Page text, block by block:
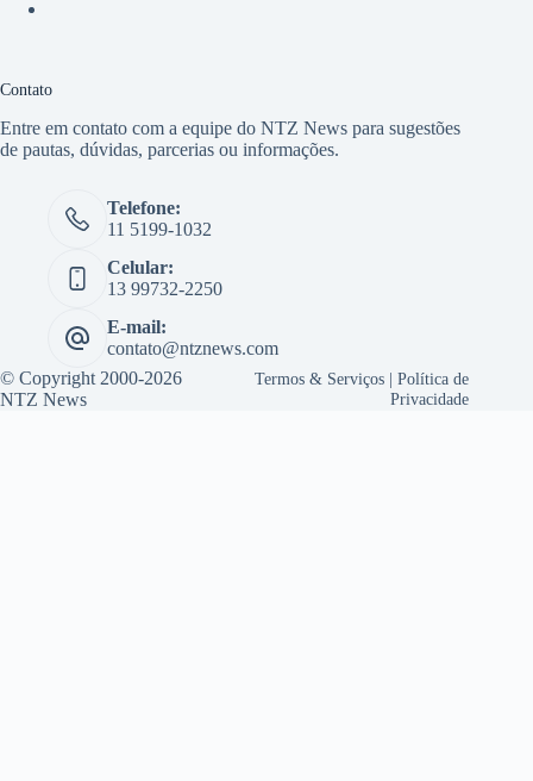
Contato
Entre em contato com a equipe do NTZ News para sugestões
de pautas, dúvidas, parcerias ou informações.
Telefone:
11 5199-1032
Celular:
13 99732-2250
E-mail:
contato@ntznews.com
© Copyright 2000-2026
NTZ News
Termos & Serviços |Política de
Privacidade